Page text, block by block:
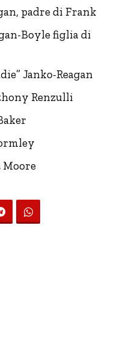
padre di Frank
Boyle figlia di
Janko-Reagan
Renzulli
Moore